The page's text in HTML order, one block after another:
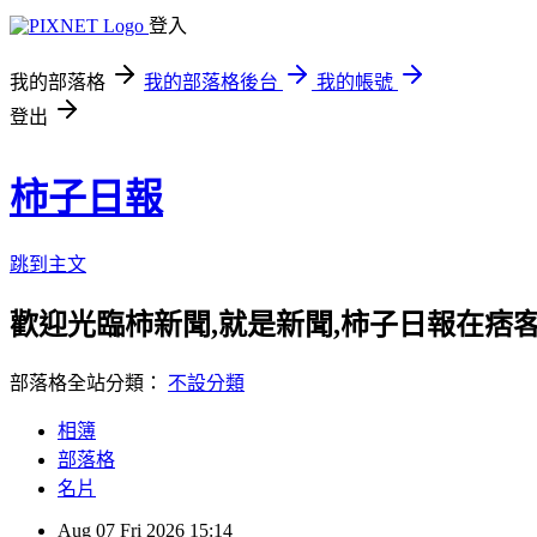
登入
我的部落格 我的部落格後台
我的帳號
登出
柿子日報
跳到主文
歡迎光臨柿新聞,就是新聞,柿子日報在痞
部落格全站分類： 不設分類
相簿
部落格
名片
Aug 07 Fri 2026 15:14